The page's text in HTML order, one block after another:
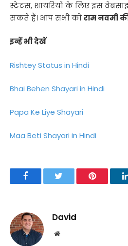
स्टेटस, शायरियों के लिए इस
सकते हैं। आप सभी कोराम नवमी
इन्हें भी देखें
Rishtey Status in Hindi
Bhai Behen Shayari in Hindi
Papa Ke Liye Shayari
Maa Beti Shayari in Hindi
FacebookTwitter Pinterest
David
Website